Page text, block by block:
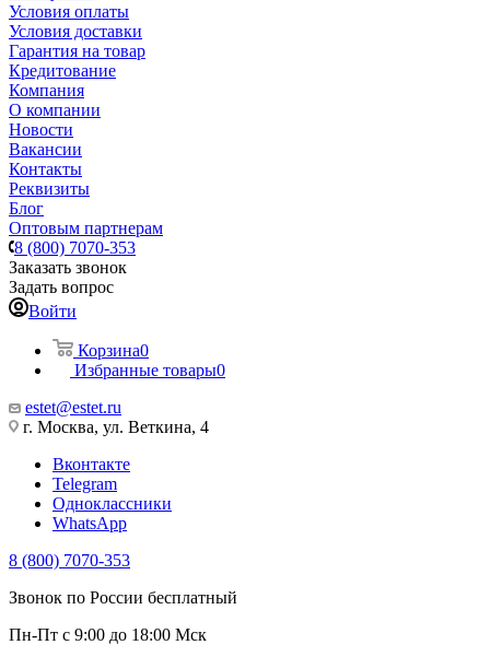
Условия оплаты
Условия доставки
Гарантия на товар
Кредитование
Компания
О компании
Новости
Вакансии
Контакты
Реквизиты
Блог
Оптовым партнерам
8 (800) 7070-353
Заказать звонок
Задать вопрос
Войти
Корзина0
Избранные товары0
estet@estet.ru
г. Москва, ул. Веткина, 4
Вконтакте
Telegram
Одноклассники
WhatsApp
8 (800) 7070-353
Звонок по России бесплатный
Пн-Пт с 9:00 до 18:00 Мск